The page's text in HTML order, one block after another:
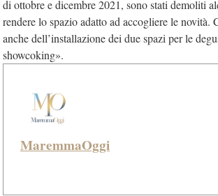
di ottobre e dicembre 2021, sono stati demoliti
rendere lo spazio adatto ad accogliere le novità.
anche dell’installazione dei due spazi per le
showcoking».
MaremmaOggi